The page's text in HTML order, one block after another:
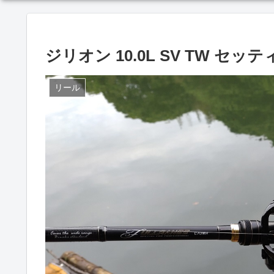
ジリオン 10.0L SV TW セッテ
リール